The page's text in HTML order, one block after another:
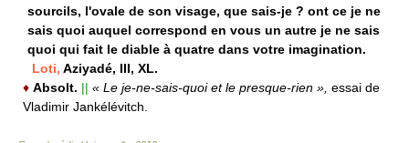
sourcils, l'ovale de son visage, que sais-je ? ont ce je ne
sais quoi auquel correspond en vous un autre je ne sais
quoi qui fait le diable à quatre dans votre imagination.
Loti, Aziyadé, III, XL.
♦ Absolt. || « Le je-ne-sais-quoi et le presque-rien », essai de
Vladimir Jankélévitch.